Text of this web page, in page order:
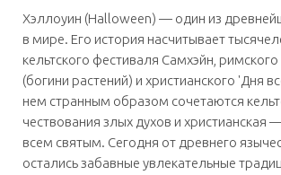
Хэллоуин (Halloween) — один из
в мире. Его история насчитывает
кельтского фестиваля Самхэйн,
(богини растений) и христианского 'Дня
нем странным образом сочетаются
чествования злых духов и христианская
всем святым. Сегодня от древнего
остались забавные увлекательные